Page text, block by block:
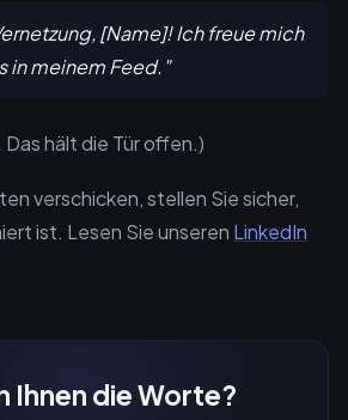
[Name]! Ich freue mich
in meinem Feed."
Das hält die Tür offen.)
verschicken, stellen Sie sicher,
ist. Lesen Sie unseren LinkedIn
Ihnen die Worte?